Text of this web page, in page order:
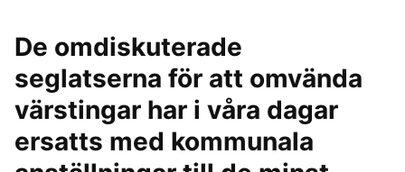
De omdiskuterade
seglatserna för att omvända
värstingar har i våra dagar
ersatts med kommunala